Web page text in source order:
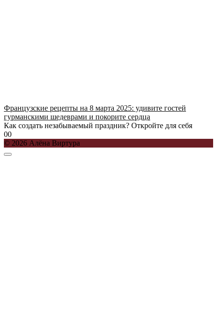
Французские рецепты на 8 марта 2025: удивите гостей
гурманскими шедеврами и покорите сердца
Как создать незабываемый праздник? Откройте для себя
00
© 2026 Алёна Виртура